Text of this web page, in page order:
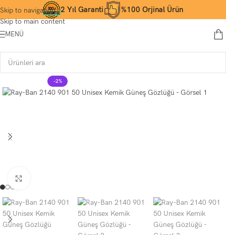
Skip to navigation
Skip to main content
2 Yıl Garanti %100 Orjinal Ürün
MENÜ
-2%